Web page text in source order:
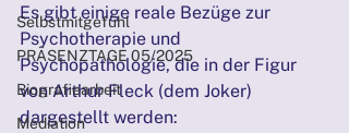
Selbstmitgefühl
PRÄSENZTAGE 05/2025
Biografiearbeit
Mediation
Es gibt einige reale Bezüge zur
Psychotherapie und
Psychopathologie, die in der Figur
von Arthur Fleck (dem Joker)
dargestellt werden: